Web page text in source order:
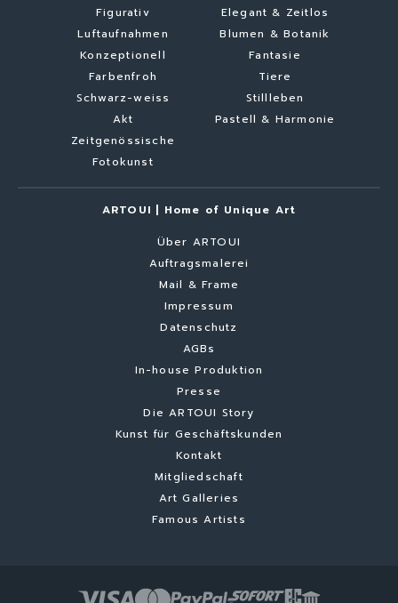
Figurativ
Luftaufnahmen
Konzeptionell
Farbenfroh
Schwarz-weiss
Akt
Zeitgenössische
Fotokunst
Elegant & Zeitlos
Blumen & Botanik
Fantasie
Tiere
Stillleben
Pastell & Harmonie
ARTOUI | Home of Unique Art
Über ARTOUI
Auftragsmalerei
Mail & Frame
Impressum
Datenschutz
AGBs
In-house Produktion
Presse
Die ARTOUI Story
Kunst für Geschäftskunden
Kontakt
Mitgliedschaft
Art Galleries
Famous Artists